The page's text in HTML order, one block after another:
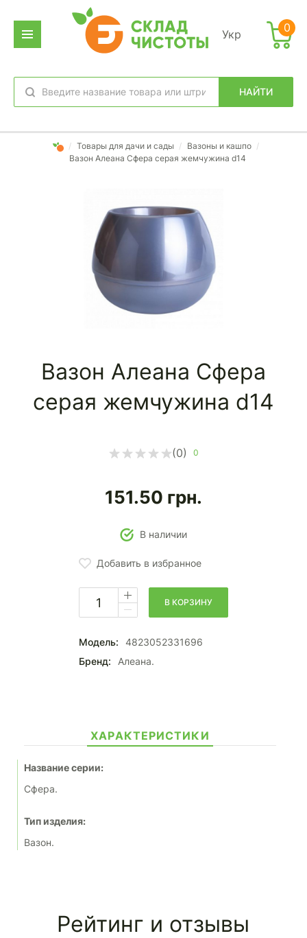
Укр
НАЙТИ
избранное вход
0
/ Товары для дачи и сады / Вазоны и кашпо /
Вазон Алеана Сфера серая жемчужина d14
Вазон Алеана Сфера
серая жемчужина d14
(0) 0
151.50 грн.
В наличии
Добавить в избранное
В КОРЗИНУ
Модель:
4823052331696
Бренд:
Алеана.
ХАРАКТЕРИСТИКИ
Название серии:
Сфера.
Тип изделия:
Вазон.
Рейтинг и отзывы